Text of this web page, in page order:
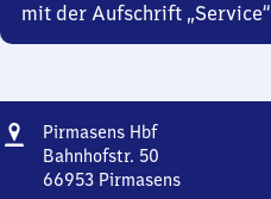
mit der Aufschrift „Service“
Adresse
Pirmasens HbfPirmasens
Hauptbahnhof
Bahnhofstr. 50
66953 Pirmasens